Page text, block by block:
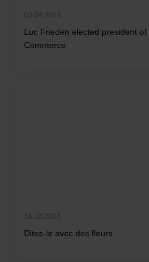
03.04.2019
Luc Frieden elected president
Commerce
14.10.2016
Dites-le avec des fleurs